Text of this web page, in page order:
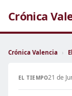
Crónica
Crónica Valencia ›
EL TIEMPO21 de